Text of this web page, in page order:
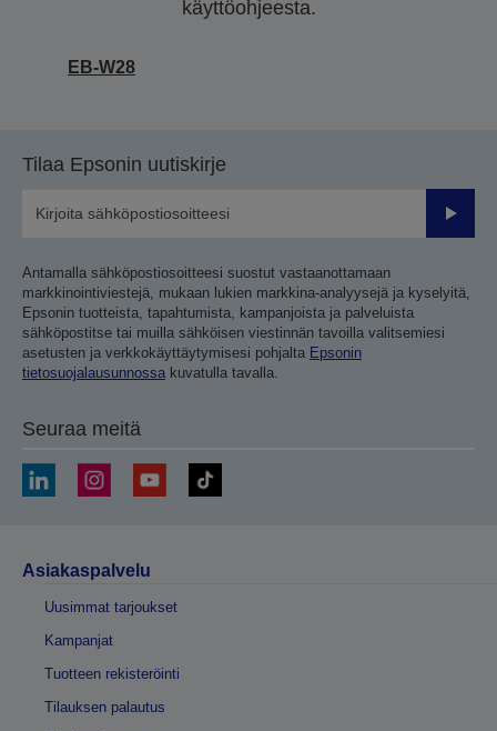
käyttöohjeesta.
EB-W28
Tilaa Epsonin uutiskirje
Lähetä
Antamalla sähköpostiosoitteesi suostut vastaanottamaan
markkinointiviestejä, mukaan lukien markkina-analyysejä ja kyselyitä,
Epsonin tuotteista, tapahtumista, kampanjoista ja palveluista
sähköpostitse tai muilla sähköisen viestinnän tavoilla valitsemiesi
asetusten ja verkkokäyttäytymisesi pohjalta Epsonin
tietosuojalausunnossa kuvatulla tavalla.
Seuraa meitä
Asiakaspalvelu
Uusimmat tarjoukset
Kampanjat
Tuotteen rekisteröinti
Tilauksen palautus